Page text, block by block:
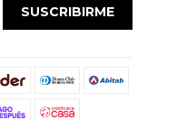
SUSCRIBIRME